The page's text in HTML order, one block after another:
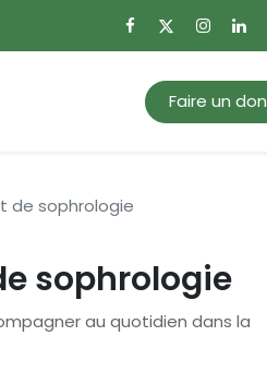
Faire un don
de sophrologie
sophrologie
au quotidien dans la